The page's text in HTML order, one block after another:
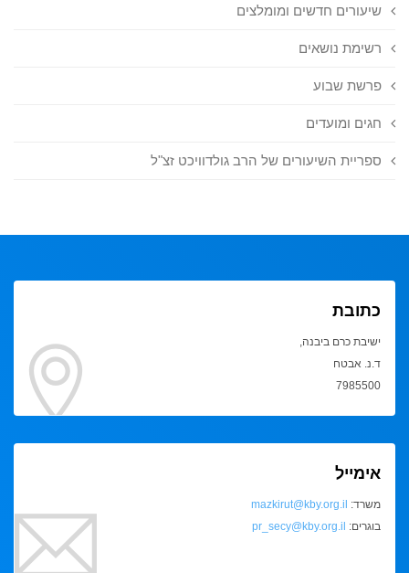
שיעורים חדשים ומומלצים
רשימת נושאים
פרשת שבוע
חגים ומועדים
ספריית השיעורים של הרב גולדוויכט זצ"ל
כתובת
ישיבת כרם ביבנה,
ד.נ. אבטח
7985500
אימייל
משרד: mazkirut@kby.org.il
בוגרים: pr_secy@kby.org.il